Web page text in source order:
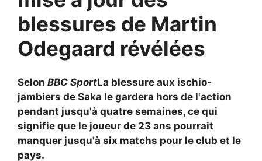
blessures de Martin
Odegaard révélées
Selon BBC SportLa blessure aux ischio-
jambiers de Saka le gardera hors de l'action
pendant jusqu'à quatre semaines, ce qui
signifie que le joueur de 23 ans pourrait
manquer jusqu'à six matchs pour le club et le
pays.